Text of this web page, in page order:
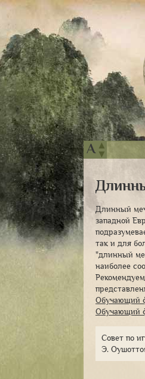
A ▲
▼
Длинный
западной
так и для
"длинный
наиболее
Обучающий
Обучающий
Совет по
Э.